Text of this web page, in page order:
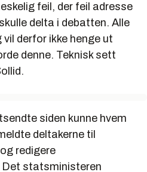
feil, der feil adresse
delta i debatten. Alle
derfor ikke henge ut
denne. Teknisk sett
siden kunne hvem
deltakerne til
redigere
statsministeren